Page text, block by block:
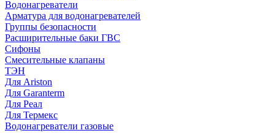
Водонагреватели
Арматура для водонагревателей
Группы безопасности
Расширительные баки ГВС
Сифоны
Смесительные клапаны
ТЭН
Для Ariston
Для Garanterm
Для Реал
Для Термекс
Водонагреватели газовые